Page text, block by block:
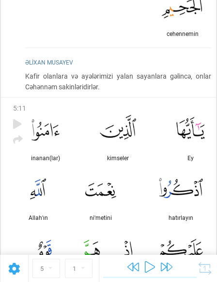
5 1
cehennemin
ƏLIXAN MUSAYEV
Kafir olanlara və ayələrimizi yalan sayanlara gəlincə, onlar
Cəhənnəm sakinləridirlər.
5:11
Ey
kimseler
inanan(lar)
hatırlayın
ni'metini
Allah'ın
size olan
hani
yeltenmişti